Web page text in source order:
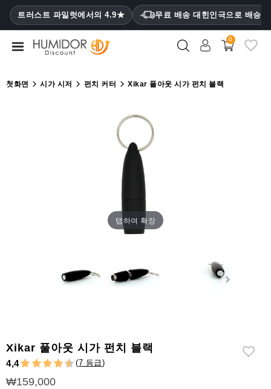
트러스트 파일럿에서의 4.9★ 무료 배송 대힌인극으로 배승
CATEGORY
휴
시
저
0
첫화면 시가 시저 펀치 커터 Xikar 풀아웃 시가 펀치 블랙
탭하여 확장
Xikar 풀아웃 시가 펀치 블랙
4,4 (7 등급)
₩159,000